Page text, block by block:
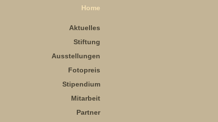
Home
Aktuelles
Stiftung
Ausstellungen
Fotopreis
Stipendium
Mitarbeit
Partner